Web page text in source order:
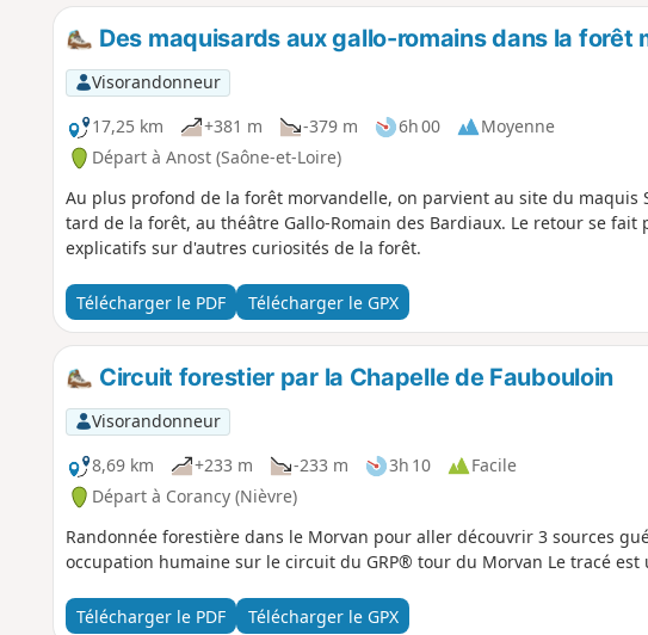
Des maquisards aux gallo-romains dans la forêt
Visorandonneur
17,25 km
+381 m -379 m 6h 00
Moyenne
Départ à Anost (Saône-et-Loire)
Au plus profond de la forêt morvandelle, on parvient au site du maquis
tard de la forêt, au théâtre Gallo-Romain des Bardiaux. Le retour se fait
explicatifs sur d'autres curiosités de la forêt.
Télécharger le PDF Télécharger le GPX
Circuit forestier par la Chapelle de Faubouloin
Visorandonneur
8,69 km
+233 m -233 m 3h 10
Facile
Départ à Corancy (Nièvre)
Randonnée forestière dans le Morvan pour aller découvrir 3 sources
occupation humaine sur le circuit du GRP® tour du Morvan Le tracé
Télécharger le PDF Télécharger le GPX